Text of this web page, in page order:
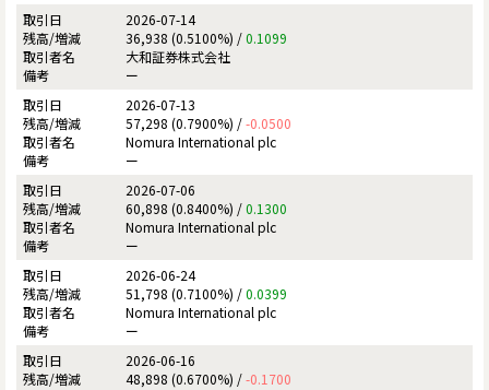
2026-07-14
36,938 (0.5100%) /0.1099
大和証券株式会社
ー
2026-07-13
57,298 (0.7900%) /-0.0500
Nomura International plc
ー
2026-07-06
60,898 (0.8400%) /0.1300
Nomura International plc
ー
2026-06-24
51,798 (0.7100%) /0.0399
Nomura International plc
ー
2026-06-16
48,898 (0.6700%) /-0.1700